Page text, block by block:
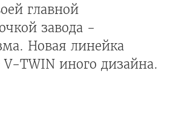
главной
завода -
Новая линейка
V-TWIN иного дизайна.